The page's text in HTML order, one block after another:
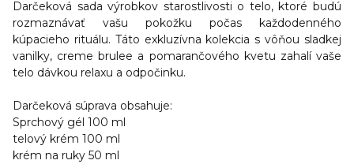
Darčeková sada výrobkov starostlivosti o telo, ktoré budú
rozmaznávať vašu pokožku počas každodenného
kúpacieho rituálu. Táto exkluzívna kolekcia s vôňou sladkej
vanilky, creme brulee a pomarančového kvetu zahalí vaše
telo dávkou relaxu a odpočinku.
Darčeková súprava obsahuje:
Sprchový gél 100 ml
telový krém 100 ml
krém na ruky 50 ml